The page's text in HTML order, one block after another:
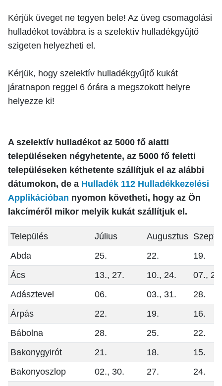
Kérjük üveget ne tegyen bele! Az üveg csomagolási
hulladékot továbbra is a szelektív hulladékgyűjtő
szigeten helyezheti el.
Kérjük, hogy szelektív hulladékgyűjtő kukát
járatnapon reggel 6 órára a megszokott helyre
helyezze ki!
A szelektív hulladékot az 5000 fő alatti
településeken négyhetente, az 5000 fő feletti
településeken kéthetente szállítjuk el az alábbi
dátumokon, de a Hulladék 112 Hulladékkezelési
Applikációban nyomon követheti, hogy az Ön
lakcíméről mikor melyik kukát szállítjuk el.
Település Július Augusztus
Abda
25. 22.
Ács
13., 27. 10., 24.
07.,
Adásztevel
06. 03., 31.
28.
Árpás
22. 19.
16.
Bábolna
28. 25.
22.
Bakonygyirót
21. 18.
15.
Bakonyoszlop
02., 30. 27. 24.